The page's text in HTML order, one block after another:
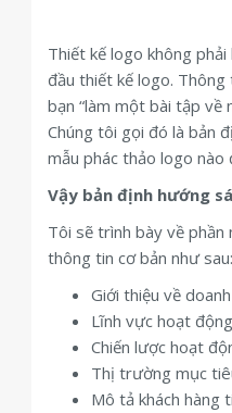
Thiết kế logo không
đầu thiết kế logo.
bạn “làm một bài tập về
Chúng tôi gọi đó là bản
mẫu phác thảo logo nào
Vậy bản định hướng
Tôi sẽ trình bày về
thông tin cơ bản như sau:
Giới thiệu về
Lĩnh vực hoạt
Chiến lược hoạt
Thị trường mục
Mô tả khách hàng